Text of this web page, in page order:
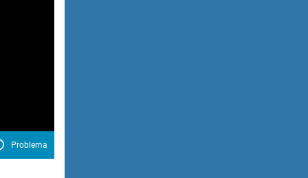
Problema